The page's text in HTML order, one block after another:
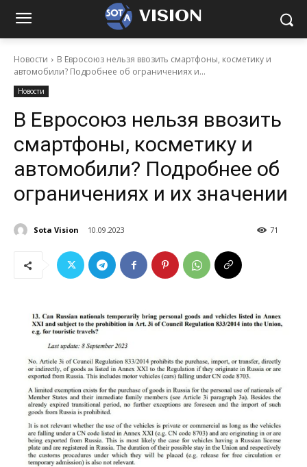
VISION
Новости
В Евросоюз нельзя ввозить смартфоны, косметику и
автомобили? Подробнее об ограничениях и...
Новости
В Евросоюз нельзя ввозить
смартфоны, косметику и
автомобили? Подробнее об
ограничениях и их значении
Sota Vision 10.09.2023 71